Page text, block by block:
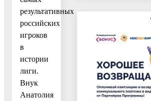
результативных
российских
игроков
в
истории
лиги.
Внук
Анатолия